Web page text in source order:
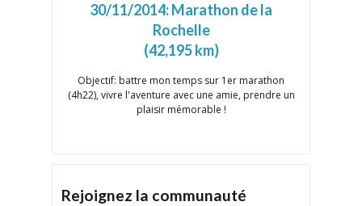
30/11/2014:Marathon de la
Rochelle
(42,195 km)
Objectif: battre mon temps sur 1er marathon
(4h22), vivre l'aventure avec une amie, prendre un
plaisir mémorable !
Rejoignez la communauté